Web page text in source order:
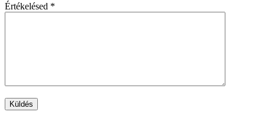
Értékelésed *